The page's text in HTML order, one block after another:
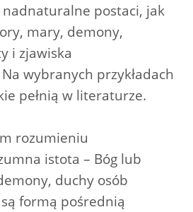
postaci, jak
mary, demony,
i zjawiska
wybranych przykładach
pełnią w literaturze.
rozumieniu
istota – Bóg lub
duchy osób
formą pośrednią